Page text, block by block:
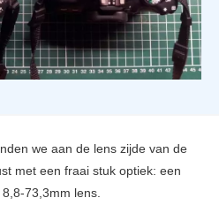
we aan de lens zijde van de
met een fraai stuk optiek: een
73,3mm lens.